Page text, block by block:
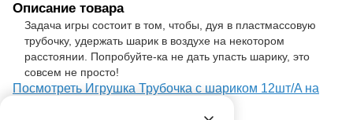
Описание товара
Задача игры состоит в том, чтобы, дуя в пластмассовую
трубочку, удержать шарик в воздухе на некотором
расстоянии. Попробуйте-ка не дать упасть шарику, это
совсем не просто!
Посмотреть Игрушка Трубочка с шариком 12шт/A на